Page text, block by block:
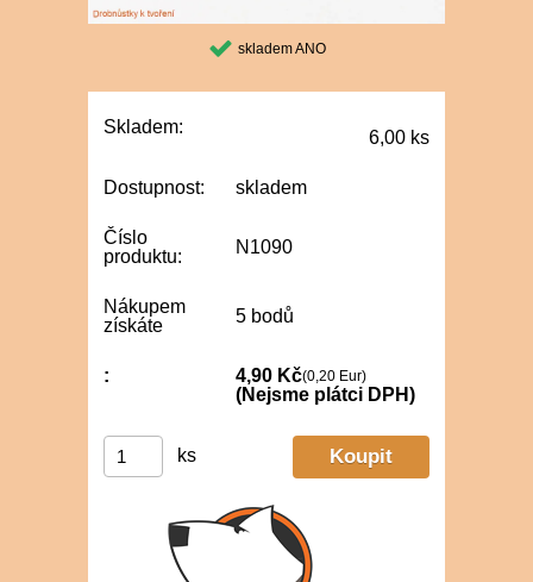
skladem ANO
Skladem:
6,00 ks
Dostupnost: skladem
Číslo
produktu:
N1090
Nákupem
získáte
5 bodů
: 4,90 Kč(0,20 Eur)
(Nejsme plátci DPH)
ks